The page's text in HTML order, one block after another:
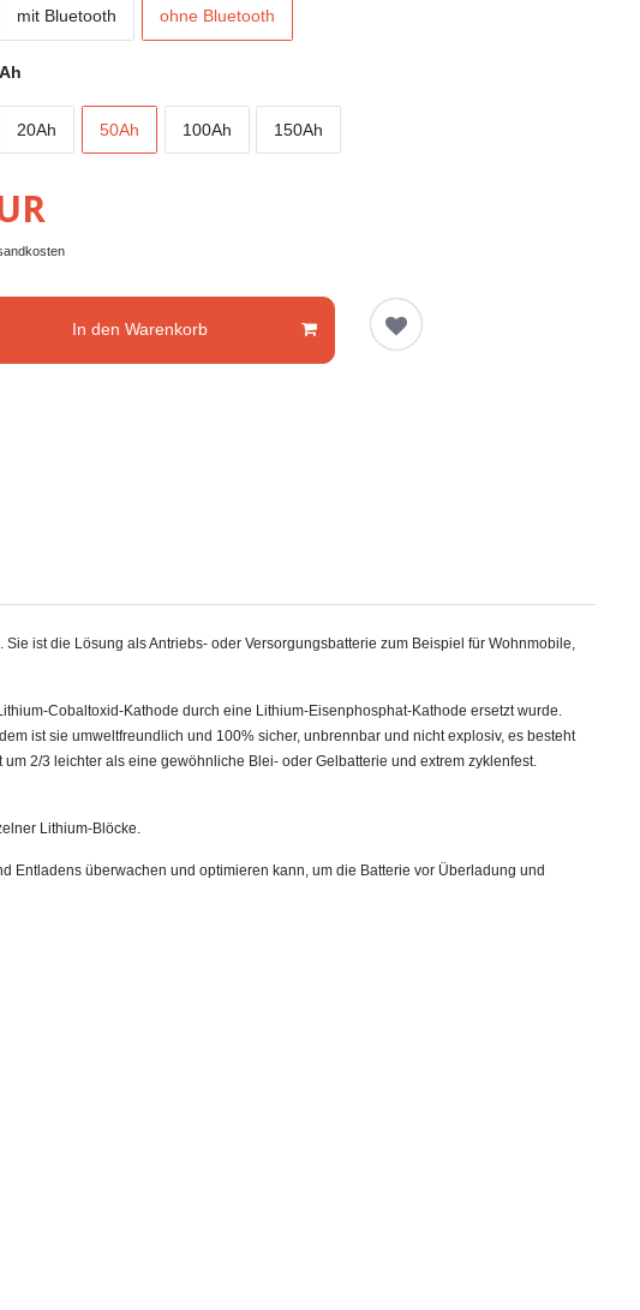
mit Bluetooth ohne Bluetooth
20Ah 50Ah 100Ah 150Ah
In den Warenkorb
ist die Lösung als Antriebs- oder Versorgungsbatterie zum Beispiel für Wohnmobile,
Cobaltoxid-Kathode durch eine Lithium-Eisenphosphat-Kathode ersetzt wurde.
ist sie umweltfreundlich und 100% sicher, unbrennbar und nicht explosiv, es besteht
um 2/3 leichter als eine gewöhnliche Blei- oder Gelbatterie und extrem zyklenfest.
Lithium-Blöcke.
Entladens überwachen und optimieren kann, um die Batterie vor Überladung und